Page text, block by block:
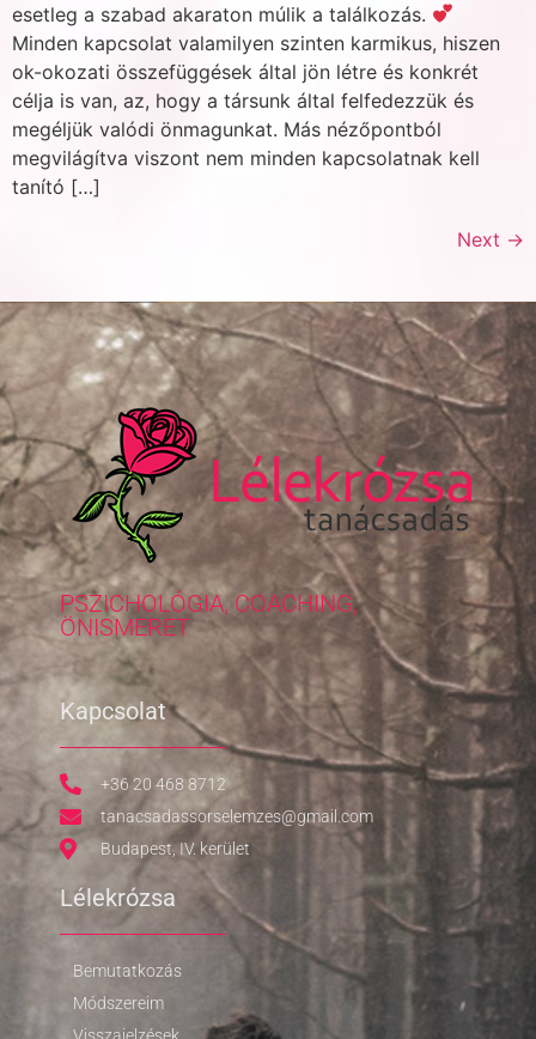
esetleg a szabad akaraton múlik a találkozás.
Minden kapcsolat valamilyen szinten karmikus, hiszen
ok-okozati összefüggések által jön létre és konkrét
célja is van, az, hogy a társunk által felfedezzük és
megéljük valódi önmagunkat. Más nézőpontból
megvilágítva viszont nem minden kapcsolatnak kell
tanító […]
Next →
PSZICHOLÓGIA, COACHING,
ÖNISMERET
Kapcsolat
+36 20 468 8712
tanacsadassorselemzes@gmail.com
Budapest, IV. kerület
Lélekrózsa
Bemutatkozás
Módszereim
Visszajelzések